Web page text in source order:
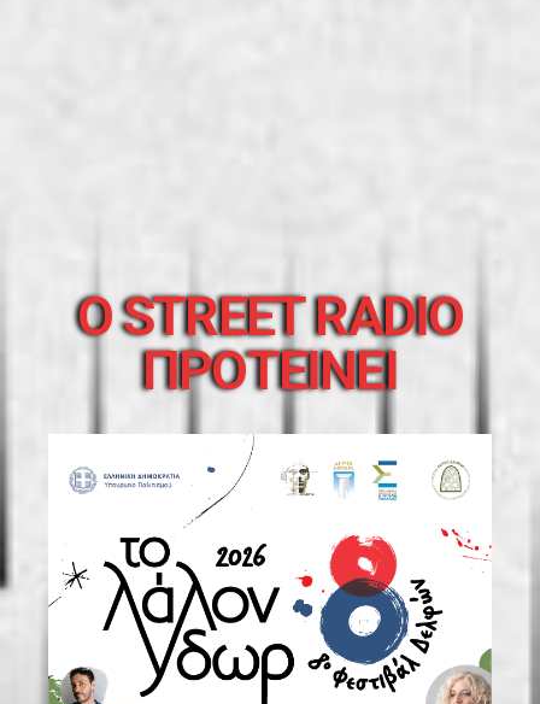
O STREET RADIO
ΠΡΟΤΕΙΝΕΙ